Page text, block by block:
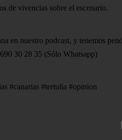
de vivencias sobre el escenario.
en nuestro podcast, y tenemos
30 28 35 (Sólo Whatsapp)
#canarias #tertulia #opinion